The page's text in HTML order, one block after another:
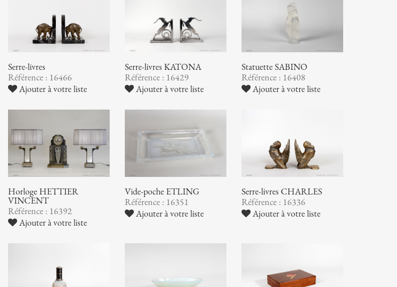
Serre-livres
Référence : 16466
Ajouter à votre liste
Serre-livres KATONA
Référence : 16429
Ajouter à votre liste
Statuette SABINO
Référence : 16408
Ajouter à votre liste
Horloge HETTIER
VINCENT
Référence : 16392
Ajouter à votre liste
Vide-poche ETLING
Référence : 16351
Ajouter à votre liste
Serre-livres CHARLES
Référence : 16336
Ajouter à votre liste